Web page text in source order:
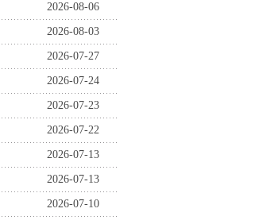
2026-08-06
2026-08-03
2026-07-27
2026-07-24
2026-07-23
2026-07-22
2026-07-13
2026-07-13
2026-07-10